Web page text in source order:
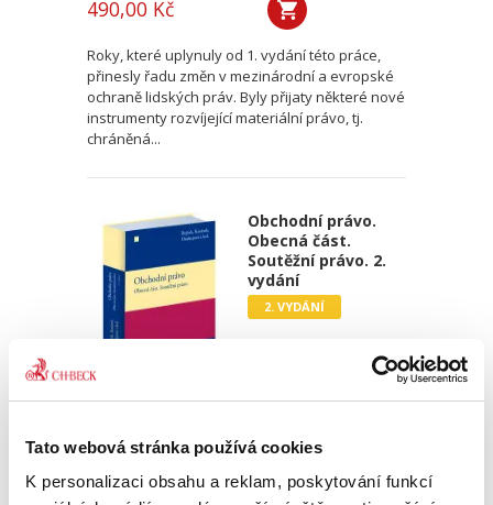
Tato webová stránka používá cookies
K personalizaci obsahu a reklam, poskytování funkcí
490,00 Kč
Roky, které uplynuly od 1. vydání této práce,
přinesly řadu změn v mezinárodní a evropské
ochraně lidských práv. Byly přijaty některé nové
instrumenty rozvíjející materiální právo, tj.
chráněná...
Obchodní právo.
Obecná část.
Soutěžní právo. 2.
vydání
2. VYDÁNÍ